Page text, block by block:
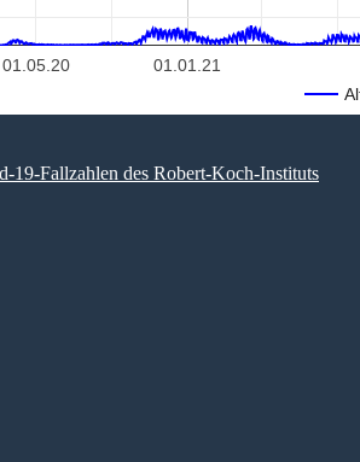
01.01.21
01.05.20
19-Fallzahlen des Robert-Koch-Instituts